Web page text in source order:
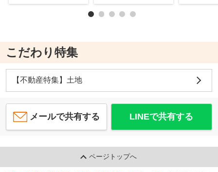
こだわり特集
【不動産特集】土地
メールで共有する LINEで共有する
ページトップへ